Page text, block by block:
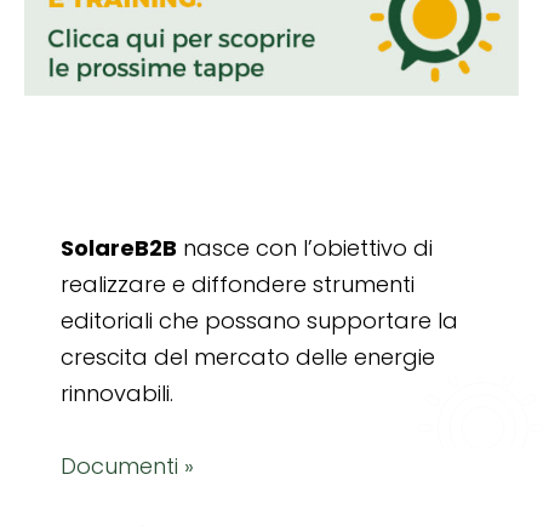
SolareB2B nasce con l’obiettivo di
realizzare e diffondere strumenti
editoriali che possano supportare la
crescita del mercato delle energie
rinnovabili.
Documenti »